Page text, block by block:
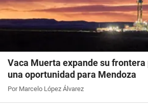
Vaca Muerta expande su
una oportunidad para Mendoza
Por Marcelo López Álvarez